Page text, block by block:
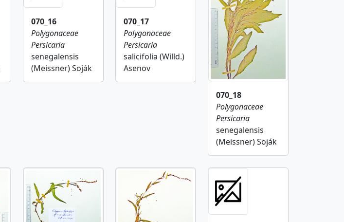
070_16
Polygonaceae
Persicaria
senegalensis
(Meissner) Soják
070_17
Polygonaceae
Persicaria
salicifolia (Willd.)
Asenov
070_18
Polygonaceae
Persicaria
senegalensis
(Meissner) Soják